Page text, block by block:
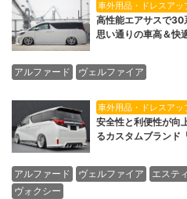
車外用品・ドレスアッ
高性能エアサスで30
思い通りの車高＆快
アルファード ヴェルファイア
車外用品・ドレスアッ
安全性と利便性が向
るカスタムブランド
アルファード ヴェルファイア エステ
ヴォクシー